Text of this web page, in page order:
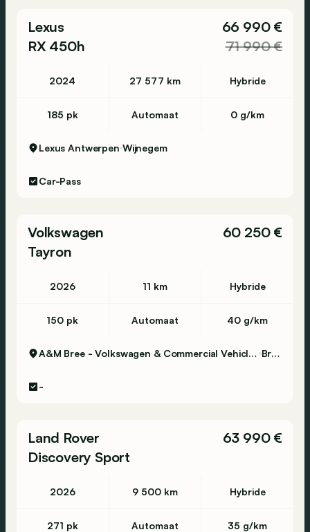
Lexus
RX 450h
66 990 €
71 990 €
2024 27 577 km Hybride
185 pk Automaat 0 g/km
Lexus Antwerpen Wijnegem
Car-Pass
Volkswagen
Tayron
60 250 €
2026 11 km Hybride
150 pk Automaat 40 g/km
A&M Bree - Volkswagen & Commercial Vehicles Bree
-
Land Rover
Discovery Sport
63 990 €
2026 9 500 km Hybride
271 pk Automaat 35 g/km